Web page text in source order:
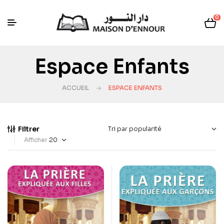
0
Espace Enfants
ACCUEIL ESPACE ENFANTS
Filtrer
Afficher